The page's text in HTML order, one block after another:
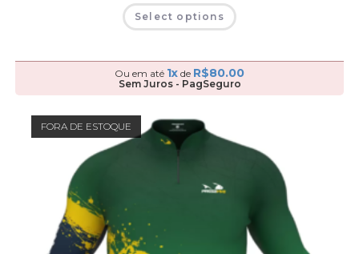
Select options
Ou em até 1x de R$80.00
Sem Juros - PagSeguro
FORA DE ESTOQUE